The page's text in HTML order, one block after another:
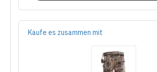
Kaufe es zusammen mit